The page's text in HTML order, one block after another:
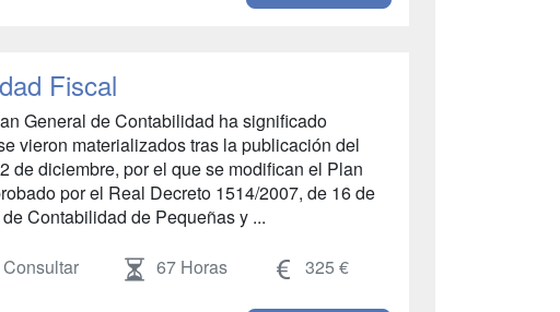
Fiscal
General de Contabilidad ha significado
vieron materializados tras la publicación del
de diciembre, por el que se modifican el Plan
por el Real Decreto 1514/2007, de 16 de
Contabilidad de Pequeñas y ...
Consultar 67 Horas 325 €